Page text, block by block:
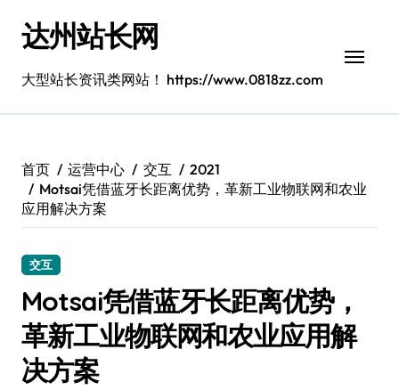
达州站长网
大型站长资讯类网站！ https://www.0818zz.com
首页 运营中心 交互
2021
Motsai凭借蓝牙长距离优势，革新工业物联网和农业
应用解决方案
交互
Motsai凭借蓝牙长距离优势，
革新工业物联网和农业应用解
决方案